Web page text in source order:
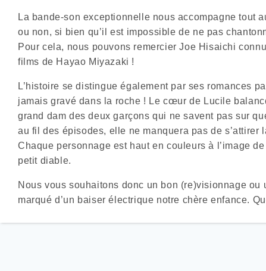
La bande-son exceptionnelle nous accompagne tout
ou non, si bien qu’il est impossible de ne pas
Pour cela, nous pouvons remercier Joe Hisaichi
films de Hayao Miyazaki !
L’histoire se distingue également par ses romances
jamais gravé dans la roche ! Le cœur de Lucile
grand dam des deux garçons qui ne savent pas sur
au fil des épisodes, elle ne manquera pas de
Chaque personnage est haut en couleurs à l’image
petit diable.
Nous vous souhaitons donc un bon (re)visionnage
marqué d’un baiser électrique notre chère enfance.